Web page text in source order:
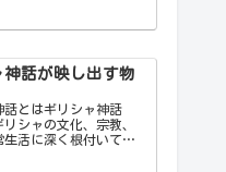
神話が映し出す物
話とはギリシャ神話
シャの文化、宗教、
生活に深く根付いてい